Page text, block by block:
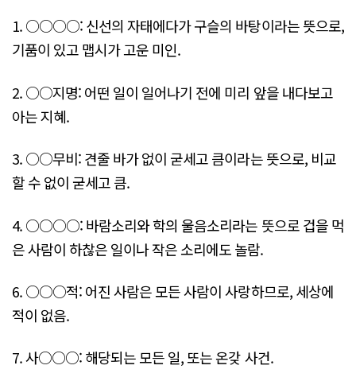
1. ○○○○: 신선의 자태에다가 구슬의 바탕이라는 뜻으로,
기품이 있고 맵시가 고운 미인.
2. ○○지명: 어떤 일이 일어나기 전에 미리 앞을 내다보고
아는 지혜.
3. ○○무비: 견줄 바가 없이 굳세고 큼이라는 뜻으로, 비교
할 수 없이 굳세고 큼.
4. ○○○○: 바람소리와 학의 울음소리라는 뜻으로 겁을 먹
은 사람이 하찮은 일이나 작은 소리에도 놀람.
6. ○○○적: 어진 사람은 모든 사람이 사랑하므로, 세상에
적이 없음.
7. 사○○○: 해당되는 모든 일, 또는 온갖 사건.